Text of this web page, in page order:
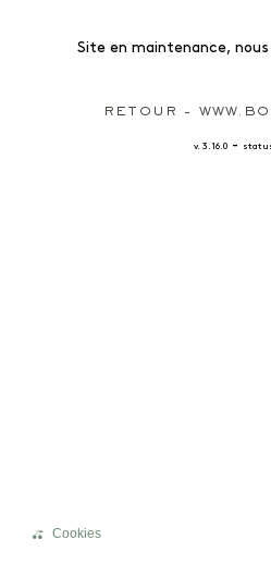
Site en maintenance,
RETOUR -
v. 3.16.0 -